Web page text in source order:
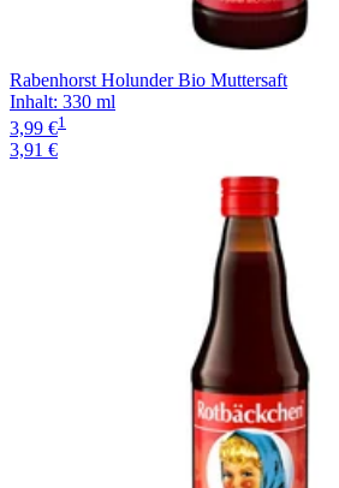
Rabenhorst Holunder Bio Muttersaft
Inhalt: 330 ml
3,99 €1
3,91 €